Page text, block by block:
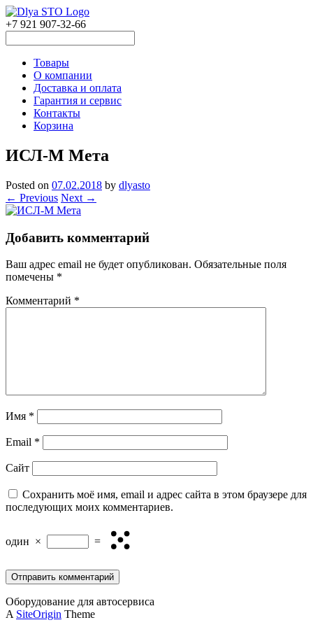
+7 921 907-32-66
Товары
О компании
Доставка и оплата
Гарантия и сервис
Контакты
Корзина
ИСЛ-М Мета
Posted on 07.02.2018 by dlyasto
← Previous Next →
Добавить комментарий
Ваш адрес email не будет опубликован. Обязательные поля
помечены *
Комментарий *
Имя *
Email *
Сайт
Сохранить моё имя, email и адрес сайта в этом браузере для
последующих моих комментариев.
один × =
Оборудование для автосервиса
A SiteOrigin Theme